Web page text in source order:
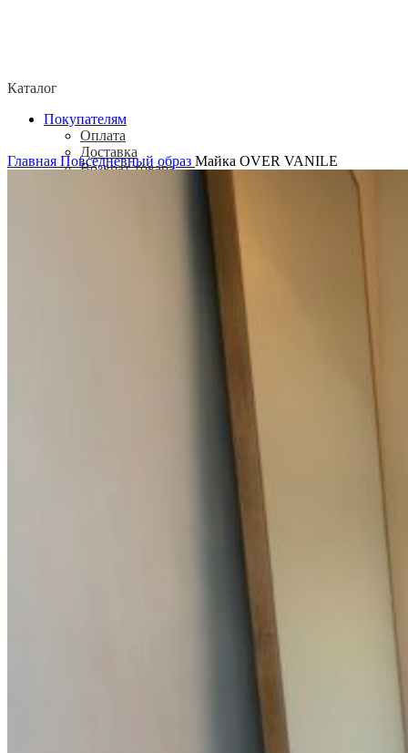
Каталог
Покупателям
Оплата
Доставка
Возврат товара
Политика конфиденциальности
Главная Повседневный образ Майка OVER VANILE